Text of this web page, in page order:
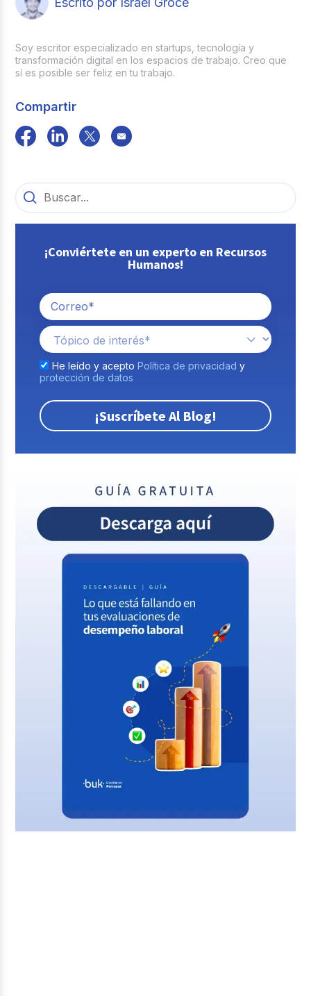
evaluación con módulos de capacitación y
Soy escritor especializado en startups, tecnología y
transformación digital en los espacios de trabajo. Creo que
sí es posible ser feliz en tu trabajo.
Compartir
¡Conviértete en un experto en Recursos
Humanos!
He leído y acepto Política de privacidad y
protección de datos